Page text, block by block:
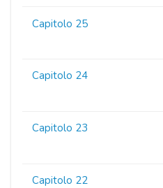
Capitolo 25
Capitolo 24
Capitolo 23
Capitolo 22